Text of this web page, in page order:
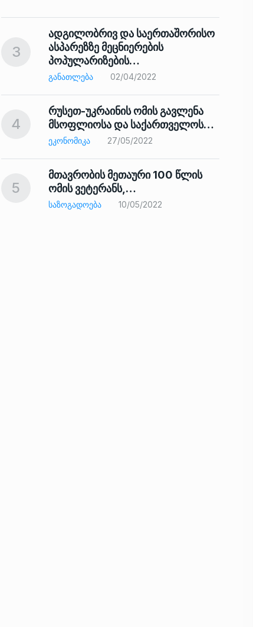
3
ადგილობრივ და საერთაშორისო
ასპარეზზე მეცნიერების
პოპულარიზების…
ᲒᲐᲜᲐᲗᲚᲔᲑᲐ 02/04/2022
4
რუსეთ-უკრაინის ომის გავლენა
მსოფლიოსა და საქართველოს…
ᲔᲙᲝᲜᲝᲛᲘᲙᲐ 27/05/2022
5
მთავრობის მეთაური 100 წლის
ომის ვეტერანს,…
ᲡᲐᲖᲝᲒᲐᲓᲝᲔᲑᲐ 10/05/2022